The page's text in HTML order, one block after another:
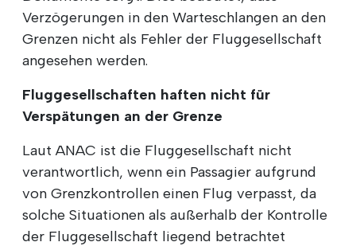
Verzögerungen in den Warteschlangen an den
Grenzen nicht als Fehler der Fluggesellschaft
angesehen werden.
Fluggesellschaften haften nicht für
Verspätungen an der Grenze
Laut ANAC ist die Fluggesellschaft nicht
verantwortlich, wenn ein Passagier aufgrund
von Grenzkontrollen einen Flug verpasst, da
solche Situationen als außerhalb der Kontrolle
der Fluggesellschaft liegend betrachtet